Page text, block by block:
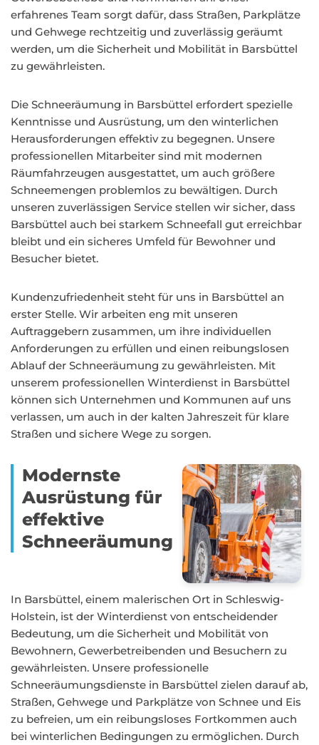
erfahrenes Team sorgt dafür, dass Straßen, Parkplätze
und Gehwege rechtzeitig und zuverlässig geräumt
werden, um die Sicherheit und Mobilität in Barsbüttel
zu gewährleisten.
Die Schneeräumung in Barsbüttel erfordert spezielle
Kenntnisse und Ausrüstung, um den winterlichen
Herausforderungen effektiv zu begegnen. Unsere
professionellen Mitarbeiter sind mit modernen
Räumfahrzeugen ausgestattet, um auch größere
Schneemengen problemlos zu bewältigen. Durch
unseren zuverlässigen Service stellen wir sicher, dass
Barsbüttel auch bei starkem Schneefall gut erreichbar
bleibt und ein sicheres Umfeld für Bewohner und
Besucher bietet.
Kundenzufriedenheit steht für uns in Barsbüttel an
erster Stelle. Wir arbeiten eng mit unseren
Auftraggebern zusammen, um ihre individuellen
Anforderungen zu erfüllen und einen reibungslosen
Ablauf der Schneeräumung zu gewährleisten. Mit
unserem professionellen Winterdienst in Barsbüttel
können sich Unternehmen und Kommunen auf uns
verlassen, um auch in der kalten Jahreszeit für klare
Straßen und sichere Wege zu sorgen.
Modernste
Ausrüstung für
effektive
Schneeräumung
In Barsbüttel, einem malerischen Ort in Schleswig-
Holstein, ist der Winterdienst von entscheidender
Bedeutung, um die Sicherheit und Mobilität von
Bewohnern, Gewerbetreibenden und Besuchern zu
gewährleisten. Unsere professionelle
Schneeräumungsdienste in Barsbüttel zielen darauf ab,
Straßen, Gehwege und Parkplätze von Schnee und Eis
zu befreien, um ein reibungsloses Fortkommen auch
bei winterlichen Bedingungen zu ermöglichen. Durch